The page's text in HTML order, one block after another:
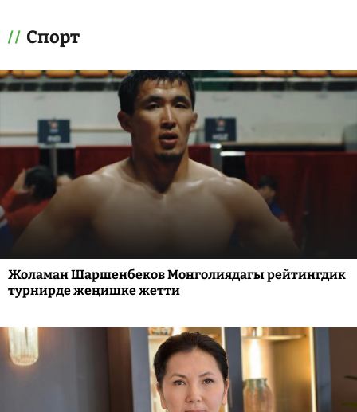
Спорт
Жоламан Шаршенбеков Монголиядагы рейтингдик
турнирде жеңишке жетти